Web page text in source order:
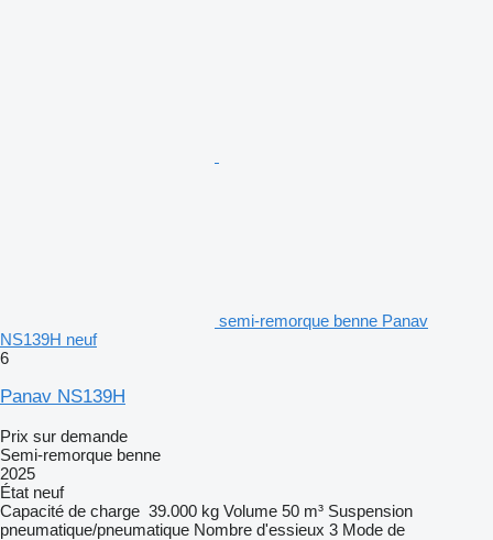
semi-remorque benne Panav
NS139H neuf
6
Panav NS139H
Prix sur demande
Semi-remorque benne
2025
État neuf
Capacité de charge 39.000 kg Volume 50 m³ Suspension
pneumatique/pneumatique Nombre d'essieux 3 Mode de